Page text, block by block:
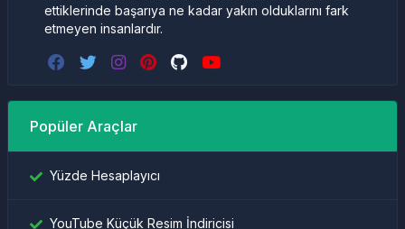
ettiklerinde başarıya ne kadar yakın olduklarını fark
etmeyen insanlardır.
Popüler Araçlar
Yüzde Hesaplayıcı
YouTube Küçük Resim İndiricisi